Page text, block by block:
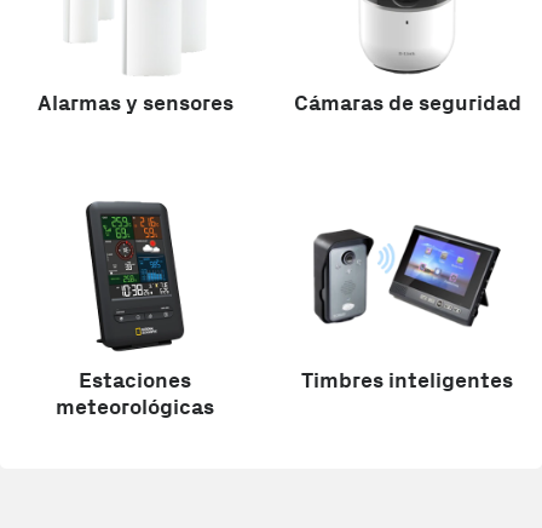
Alarmas y sensores Cámaras de seguridad
Estaciones
meteorológicas
Timbres inteligentes